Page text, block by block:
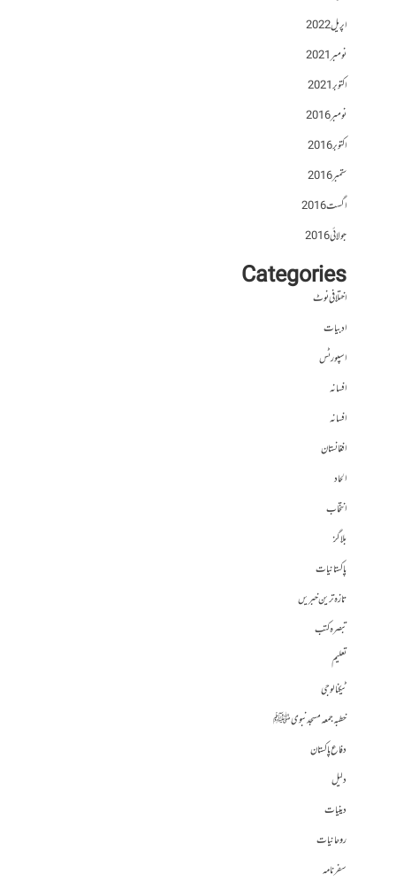
اپریل 2022
نومبر 2021
اکتوبر 2021
نومبر 2016
اکتوبر 2016
ستمبر 2016
اگست 2016
جولائی 2016
Categories
اختلافی نوٹ
ادبیات
اسپورٹس
افسانہ
افسانہ
افغانستان
الحاد
انتخاب
بلاگز
پاکستانیات
تازہ ترین خبریں
تبصرہ کتب
تعلیم
ٹیکنالوجی
خطبہ جمعہ مسجد نبوی ﷺ
دفاع پاکستان
دلیل
دینیات
روحانیات
سفرنامہ